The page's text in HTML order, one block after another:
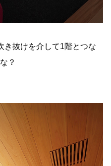
き抜けを介して1階とつな
？